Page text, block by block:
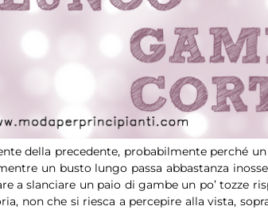
della precedente, probabilmente perché
un busto lungo passa abbastanza
a slanciare un paio di gambe un po’ tozze
non che si riesca a percepire alla vista,